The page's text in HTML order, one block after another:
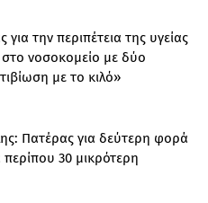
για την περιπέτεια της υγείας
νοσοκομείο με δύο
με το κιλό»
Πατέρας για δεύτερη φορά
30 μικρότερη